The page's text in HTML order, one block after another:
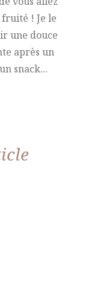
! Je le
une douce
après un
snack...